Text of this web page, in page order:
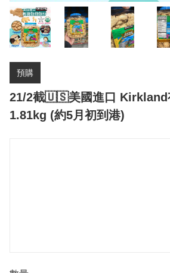
預購
21/2截🇺🇸美國進口 Kirkland
1.81kg (約5月初到港)